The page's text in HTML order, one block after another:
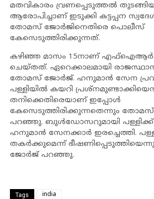
മതവികാരം വ്രണപ്പെടുത്തൽ
ആരോപിച്ചാണ് ഇടുക്കി കട്ടപ്പന
തോമസ് ജോര്‍ജിനെതിരെ പൊലീസ്
കേസെടുത്തിരിക്കുന്നത്.
കഴിഞ്ഞ മാസം 15നാണ് എഫ്ഐആര്‍
ചെയ്തത്. ഏറെക്കാലമായി
തോമസ് ജോര്‍ജ്. ഹനുമാൻ സേന
പള്ളിയിൽ കയറി
തനിക്കെതിരെയാണ് ഇപ്പോള്‍
കേസെടുത്തിരിക്കുന്നതെന്നും
പറഞ്ഞു. ബുള്‍ഡോസറുമായി പള്ളിക്ക്
ഹനുമാൻ സേനക്കാർ ഇരച്ചെത്തി.
തകര്‍ക്കുമെന്ന്
ജോര്‍ജ് പറഞ്ഞു.
Tags india